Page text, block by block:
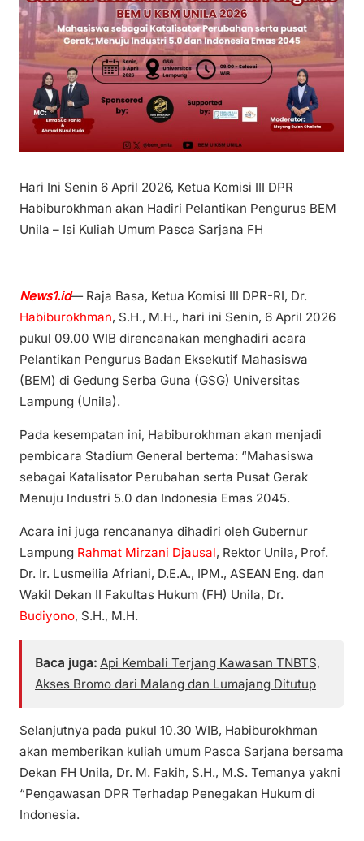
Hari Ini Senin 6 April 2026, Ketua Komisi III DPR
Habiburokhman akan Hadiri Pelantikan Pengurus BEM
Unila – Isi Kuliah Umum Pasca Sarjana FH
News1.id— Raja Basa, Ketua Komisi III DPR-RI, Dr.
Habiburokhman, S.H., M.H., hari ini Senin, 6 April 2026
pukul 09.00 WIB direncanakan menghadiri acara
Pelantikan Pengurus Badan Eksekutif Mahasiswa
(BEM) di Gedung Serba Guna (GSG) Universitas
Lampung (Unila).
Pada kesempatan ini, Habiburokhman akan menjadi
pembicara Stadium General bertema: “Mahasiswa
sebagai Katalisator Perubahan serta Pusat Gerak
Menuju Industri 5.0 dan Indonesia Emas 2045.
Acara ini juga rencananya dihadiri oleh Gubernur
Lampung Rahmat Mirzani Djausal, Rektor Unila, Prof.
Dr. Ir. Lusmeilia Afriani, D.E.A., IPM., ASEAN Eng. dan
Wakil Dekan II Fakultas Hukum (FH) Unila, Dr.
Budiyono, S.H., M.H.
Baca juga: Api Kembali Terjang Kawasan TNBTS,
Akses Bromo dari Malang dan Lumajang Ditutup
Selanjutnya pada pukul 10.30 WIB, Habiburokhman
akan memberikan kuliah umum Pasca Sarjana bersama
Dekan FH Unila, Dr. M. Fakih, S.H., M.S. Temanya yakni
“Pengawasan DPR Terhadap Penegakan Hukum di
Indonesia.